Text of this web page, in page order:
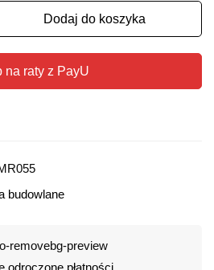
Dodaj do koszyka
na raty z PayU
budowlane
odroczone płatności